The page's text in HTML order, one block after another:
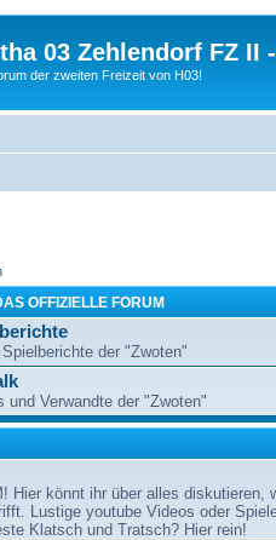
03 Zehlendorf FZ II
der zweiten Freizeit von H03!
OFFIZIELLE FORUM
der "Zwoten"
und Verwandte der "Zwoten"
Hier könnt ihr über alles diskutieren,
Lustige youtube Videos oder
Klatsch und Tratsch? Hier rein!